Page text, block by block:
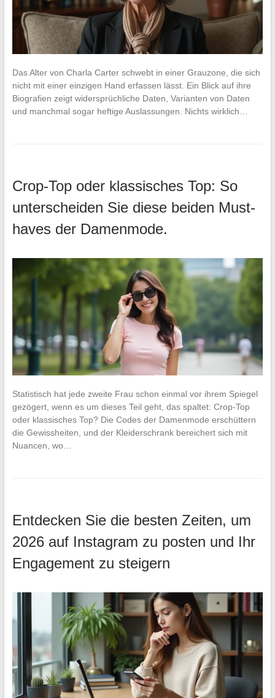
Das Alter von Charla Carter schwebt in einer Grauzone, die sich
nicht mit einer einzigen Hand erfassen lässt. Ein Blick auf ihre
Biografien zeigt widersprüchliche Daten, Varianten von Daten
und manchmal sogar heftige Auslassungen. Nichts wirklich…
Crop-Top oder klassisches Top: So
unterscheiden Sie diese beiden Must-
haves der Damenmode.
Statistisch hat jede zweite Frau schon einmal vor ihrem Spiegel
gezögert, wenn es um dieses Teil geht, das spaltet: Crop-Top
oder klassisches Top? Die Codes der Damenmode erschüttern
die Gewissheiten, und der Kleiderschrank bereichert sich mit
Nuancen, wo…
Entdecken Sie die besten Zeiten, um
2026 auf Instagram zu posten und Ihr
Engagement zu steigern